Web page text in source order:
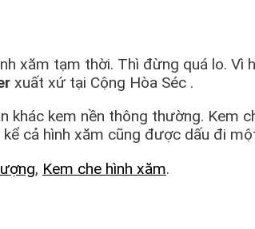
xăm tạm thời. Thì đừng quá lo.
xuất xứ tại Cộng Hòa Séc .
kem nền thông thường. Kem
cả hình xăm cũng được dấu đi
, Kem che hình xăm.